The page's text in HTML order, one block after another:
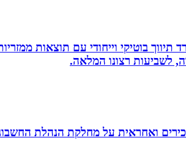
בוטיקי וייחודי עם תוצאות
לשביעות רצונו המלאה.
ואחראית על מחלקת הנהלת